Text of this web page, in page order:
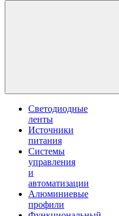
Светодиодные
ленты
Источники
питания
Системы
управления
и
автоматизации
Алюминиевые
профили